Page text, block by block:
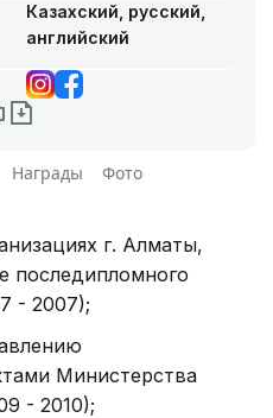
Казахский, русский,
английский
Награды Фото
г. Алматы,
последипломного
- 2007);
Министерства
- 2010);